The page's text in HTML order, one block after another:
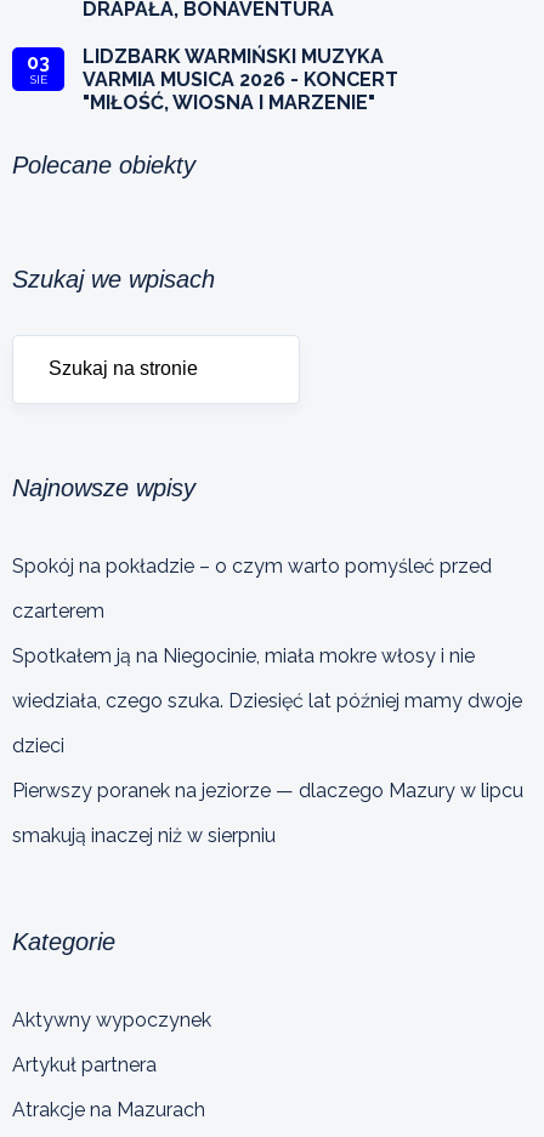
DRAPAŁA, BONAVENTURA
03
SIE
LIDZBARK WARMIŃSKI MUZYKA
VARMIA MUSICA 2026 - KONCERT
"MIŁOŚĆ, WIOSNA I MARZENIE"
Polecane obiekty
Szukaj we wpisach
Najnowsze wpisy
Spokój na pokładzie – o czym warto pomyśleć przed
czarterem
Spotkałem ją na Niegocinie, miała mokre włosy i nie
wiedziała, czego szuka. Dziesięć lat później mamy dwoje
dzieci
Pierwszy poranek na jeziorze — dlaczego Mazury w lipcu
smakują inaczej niż w sierpniu
Kategorie
Aktywny wypoczynek
Artykuł partnera
Atrakcje na Mazurach